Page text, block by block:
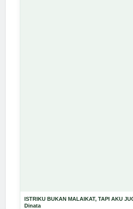
ISTRIKU BUKAN MALAIKAT, TAPI AKU
Dinata